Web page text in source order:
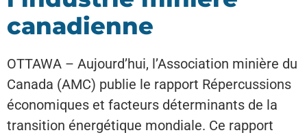
canadienne
OTTAWA – Aujourd’hui, l’Association minière du
Canada (AMC) publie le rapport Répercussions
économiques et facteurs déterminants de la
transition énergétique mondiale. Ce rapport